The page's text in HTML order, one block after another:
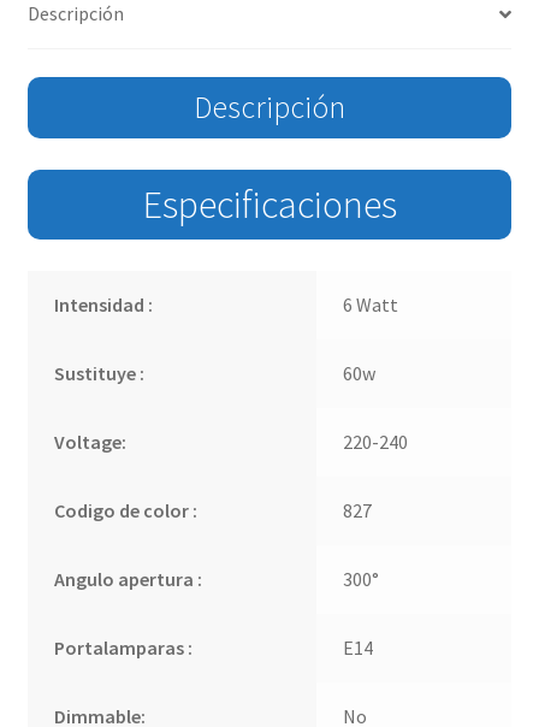
Descripción
Descripción
Especificaciones
Intensidad : 6 Watt
Sustituye : 60w
Voltage: 220-240
Codigo de color : 827
Angulo apertura : 300°
Portalamparas : E14
Dimmable: No